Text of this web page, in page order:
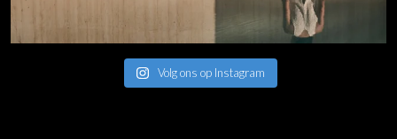
Volg ons op Instagram